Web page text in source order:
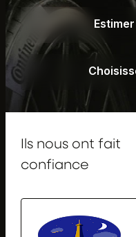
Ils nous ont fait
confiance